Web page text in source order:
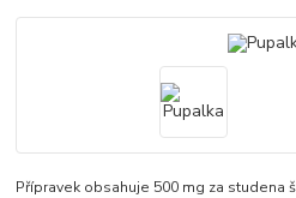
Přípravek obsahuje 500 mg za